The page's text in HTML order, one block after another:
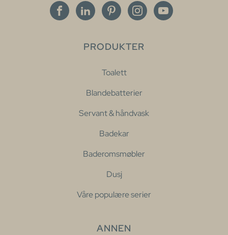
PRODUKTER
Toalett
Blandebatterier
Servant & håndvask
Badekar
Baderomsmøbler
Dusj
Våre populære serier
ANNEN